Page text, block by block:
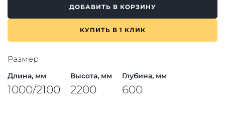
ДОБАВИТЬ В КОРЗИНУ
КУПИТЬ В 1 КЛИК
Размер
Длина, мм
1000/2100
Высота, мм
2200
Глубина, мм
600